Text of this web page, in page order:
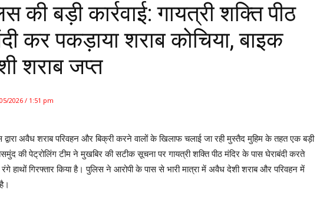
की बड़ी कार्रवाई: गायत्री शक्ति पीठ
कर पकड़ाया शराब कोचिया, बाइक
शराब जप्त
2026 / 1:51 pm
द्वारा अवैध शराब परिवहन और बिक्री करने वालों के खिलाफ चलाई जा रही मुस्तैद मुहिम के तहत एक बड़ी
की पेट्रोलिंग टीम ने मुखबिर की सटीक सूचना पर गायत्री शक्ति पीठ मंदिर के पास घेराबंदी करते
हाथों गिरफ्तार किया है। पुलिस ने आरोपी के पास से भारी मात्रा में अवैध देशी शराब और परिवहन में